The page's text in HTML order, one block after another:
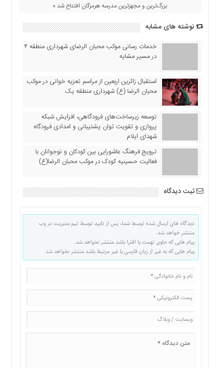
بزرگ‌ترین و مجهزترین مدرسه هرمزگان افتتاح شد »
نوشته های مشابه
خدمات رسانی موکب محبان الرضای شهرداری منطقه ۴
در مسیر مشایه
استقبال زائرین اربعین از مراسم تعزیه خوانی در موکب
محبان الرضا (ع) شهرداری منطقه یک
توسعه زیرساخت‌های فرودگاهی، افزایش شبکه
پروازی و تقویت توان پشتیبانی و امدادی فرودگاه
شهدای ایلام
ترویج فرهنگ عاشورایی بین کودکان و نوجوانان با
فعالیت حسینیه کودک در موکب محبان الرضا(ع)
ثبت دیدگاه
دیدگاه های ارسال شده توسط شما، پس از تایید توسط تیم مدیریت در وب
منتشر خواهد شد.
پیام هایی که حاوی تهمت یا افترا باشد منتشر نخواهد شد.
پیام هایی که به غیر از زبان فارسی یا غیر مرتبط باشد منتشر نخواهد شد.